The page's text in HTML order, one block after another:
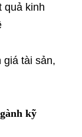
quả kinh
giá tài sản,
kỹ